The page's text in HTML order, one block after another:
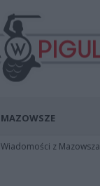
MAZOWSZE
Wiadomości z Mazowsza